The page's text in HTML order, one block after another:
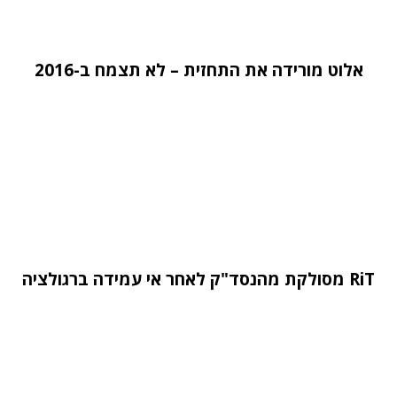
אלוט מורידה את התחזית – לא תצמח ב-2016
RiT מסולקת מהנסד"ק לאחר אי עמידה ברגולציה